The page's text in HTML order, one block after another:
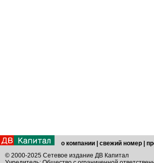
о компании свежий номер
© 2000-2025 Сетевое издание ДВ Капитал